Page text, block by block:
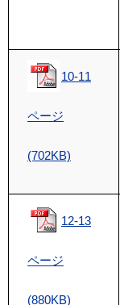
10-11
ページ
(702KB)
12-13
ページ
(880KB)